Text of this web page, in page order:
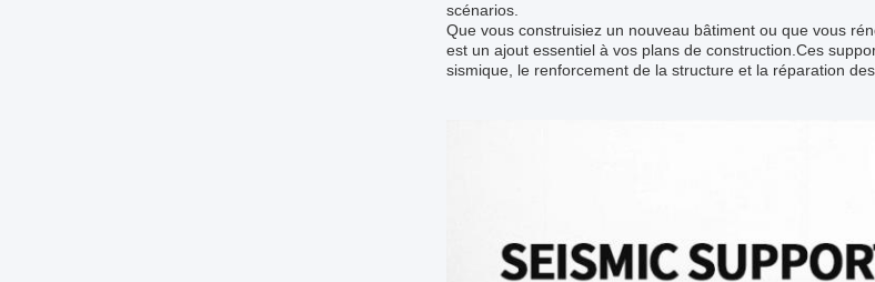
scénarios.
Que vous construisiez un nouveau bâtiment ou que vous
est un ajout essentiel à vos plans de construction.Ces
sismique, le renforcement de la structure et la réparation